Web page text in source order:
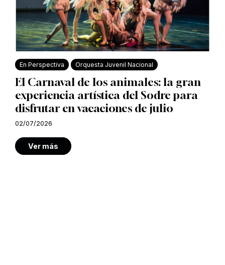
En Perspectiva Orquesta Juvenil Nacional
El Carnaval de los animales: la gran
experiencia artística del Sodre para
disfrutar en vacaciones de julio
02/07/2026
Ver más